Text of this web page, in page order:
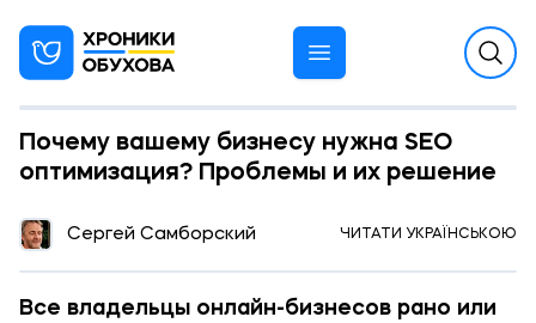
Почему вашему бизнесу нужнa SEO
оптимизация? Проблемы и их решение
РЕКЛАМА
Сергей Самборский ЧИТАТИ УКРАЇНСЬКОЮ
Все владельцы онлайн-бизнесов рано или